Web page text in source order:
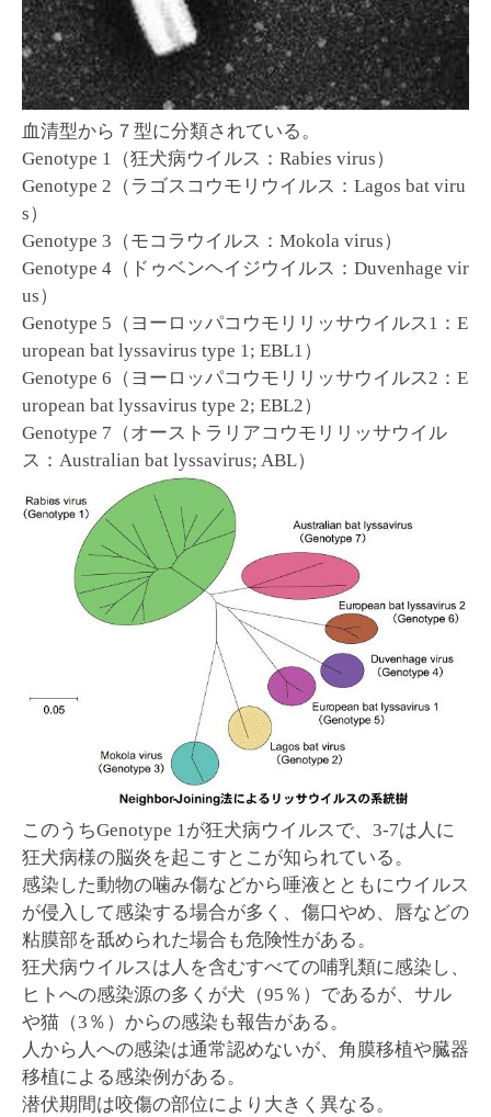
血清型から７型に分類されている。
Genotype 1（狂犬病ウイルス：Rabies virus）
Genotype 2（ラゴスコウモリウイルス：Lagos bat viru
s）
Genotype 3（モコラウイルス：Mokola virus）
Genotype 4（ドゥベンヘイジウイルス：Duvenhage vir
us）
Genotype 5（ヨーロッパコウモリリッサウイルス1：E
uropean bat lyssavirus type 1; EBL1）
Genotype 6（ヨーロッパコウモリリッサウイルス2：E
uropean bat lyssavirus type 2; EBL2）
Genotype 7（オーストラリアコウモリリッサウイル
ス：Australian bat lyssavirus; ABL）
このうちGenotype 1が狂犬病ウイルスで、3-7は人に
狂犬病様の脳炎を起こすとこが知られている。
感染した動物の噛み傷などから唾液とともにウイルス
が侵入して感染する場合が多く、傷口やめ、唇などの
粘膜部を舐められた場合も危険性がある。
狂犬病ウイルスは人を含むすべての哺乳類に感染し、
ヒトへの感染源の多くが犬（95％）であるが、サル
や猫（3％）からの感染も報告がある。
人から人への感染は通常認めないが、角膜移植や臓器
移植による感染例がある。
潜伏期間は咬傷の部位により大きく異なる。